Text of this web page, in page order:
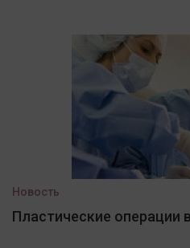
Новость
Пластические операции